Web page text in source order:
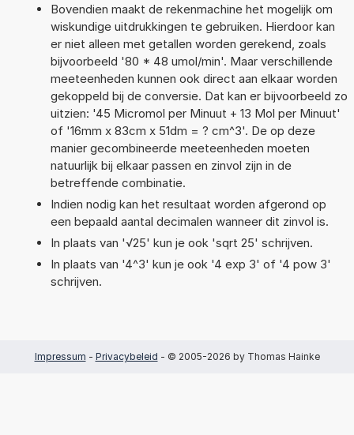
Bovendien maakt de rekenmachine het mogelijk om
wiskundige uitdrukkingen te gebruiken. Hierdoor kan
er niet alleen met getallen worden gerekend, zoals
bijvoorbeeld '80 * 48 umol/min'. Maar verschillende
meeteenheden kunnen ook direct aan elkaar worden
gekoppeld bij de conversie. Dat kan er bijvoorbeeld zo
uitzien: '45 Micromol per Minuut + 13 Mol per Minuut'
of '16mm x 83cm x 51dm = ? cm^3'. De op deze
manier gecombineerde meeteenheden moeten
natuurlijk bij elkaar passen en zinvol zijn in de
betreffende combinatie.
Indien nodig kan het resultaat worden afgerond op
een bepaald aantal decimalen wanneer dit zinvol is.
In plaats van '√25' kun je ook 'sqrt 25' schrijven.
In plaats van '4^3' kun je ook '4 exp 3' of '4 pow 3'
schrijven.
Impressum - Privacybeleid - © 2005-2026 by Thomas Hainke